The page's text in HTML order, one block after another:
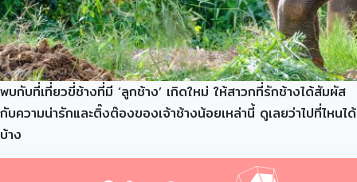
พบกับที่เที่ยวขี่ช้างที่มี ‘ลูกช้าง’ เกิดใหม่ ให้สาวกที่รักช้างได้สัมผัส
กับความน่ารักและติ๊งต๊องของเจ้าช้างน้อยเหล่านี้ ดูเลยว่าไปที่ไหนได้
บ้าง